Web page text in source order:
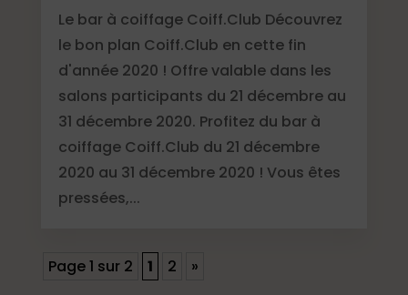
Le bar à coiffage Coiff.Club Découvrez
le bon plan Coiff.Club en cette fin
d'année 2020 ! Offre valable dans les
salons participants du 21 décembre au
31 décembre 2020. Profitez du bar à
coiffage Coiff.Club du 21 décembre
2020 au 31 décembre 2020 ! Vous êtes
pressées,...
Page 1 sur 2 1 2 »